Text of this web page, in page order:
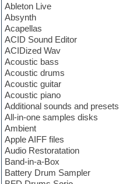
Ableton Live
Absynth
Acapellas
ACID Sound Editor
ACIDized Wav
Acoustic bass
Acoustic drums
Acoustic guitar
Acoustic piano
Additional sounds and presets
All-in-one samples disks
Ambient
Apple AIFF files
Audio Restoratation
Band-in-a-Box
Battery Drum Sampler